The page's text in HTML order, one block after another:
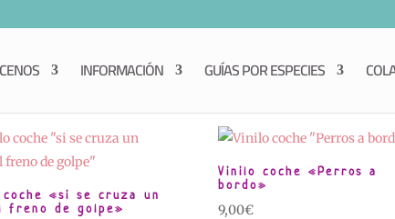
INFORMACIÓN GUÍAS POR ESPECIES
«si se cruza un
freno de golpe»
Vinilo coche «Perros a
bordo»
9,00€